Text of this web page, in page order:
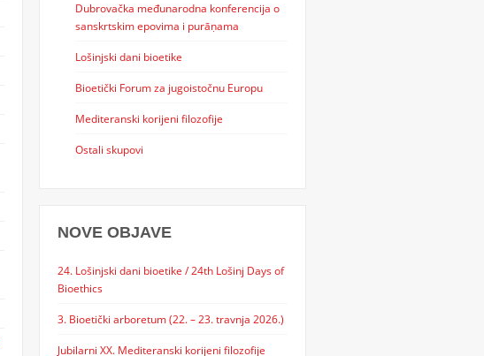
Dubrovačka međunarodna konferencija o
sanskrtskim epovima i purāṇama
Lošinjski dani bioetike
Bioetički Forum za jugoistočnu Europu
Mediteranski korijeni filozofije
Ostali skupovi
NOVE OBJAVE
24. Lošinjski dani bioetike / 24th Lošinj Days of
Bioethics
3. Bioetički arboretum (22. – 23. travnja 2026.)
Jubilarni XX. Mediteranski korijeni filozofije